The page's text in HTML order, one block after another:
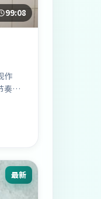
99:08
作
奏紧
最新